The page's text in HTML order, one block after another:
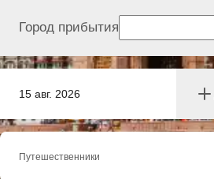
15 авг. 2026
Город прибытия
Путешественники